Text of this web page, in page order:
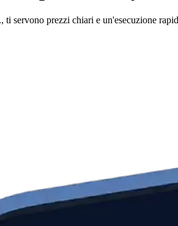
ti servono prezzi chiari e un'esecuzione